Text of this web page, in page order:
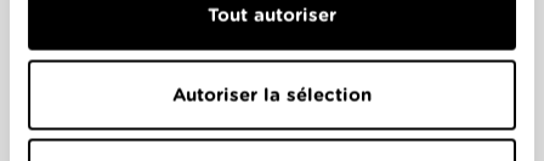
Tout autoriser
Autoriser la sélection
Films apparentés